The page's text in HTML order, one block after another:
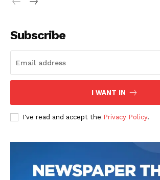
Subscribe
I WANT IN
I've read and accept the Privacy Policy.